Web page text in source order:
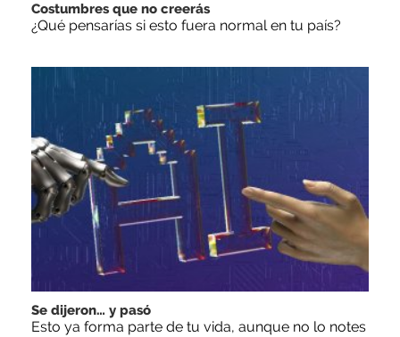
Costumbres que no creerás
¿Qué pensarías si esto fuera normal en tu país?
Se dijeron… y pasó
Esto ya forma parte de tu vida, aunque no lo notes